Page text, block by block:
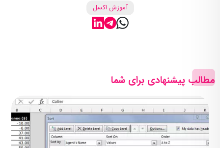
آموزش اکسل
مطالب پیشنهادی برای شما